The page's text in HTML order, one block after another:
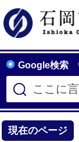
Google検索
現在のページ